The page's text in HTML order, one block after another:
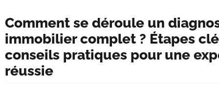
Comment se déroule un
immobilier complet ? Étapes
conseils pratiques pour une
réussie